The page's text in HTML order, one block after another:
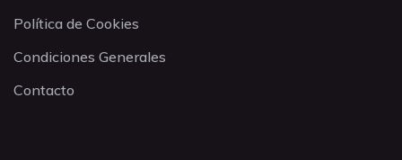
Política de Cookies
Condiciones Generales
Contacto